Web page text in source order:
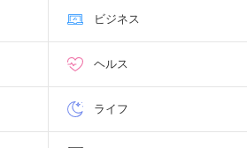
ビジネス
ヘルス
ライフ